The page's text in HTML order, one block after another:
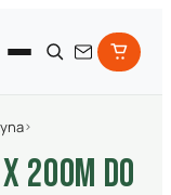
›
200M DO